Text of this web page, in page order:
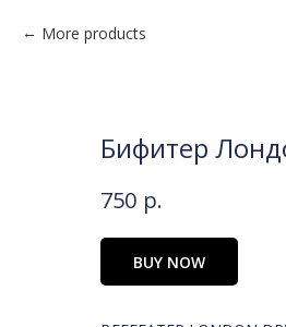
More products
Бифитер
750 р.
BUY NOW